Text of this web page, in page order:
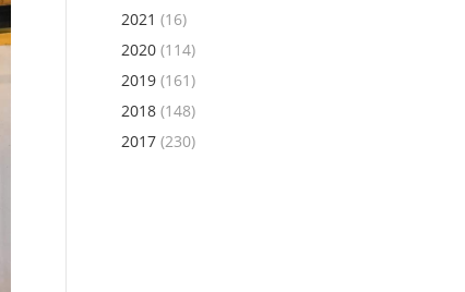
2021 (16)
2020(114)
2019(161)
2018(148)
2017(230)